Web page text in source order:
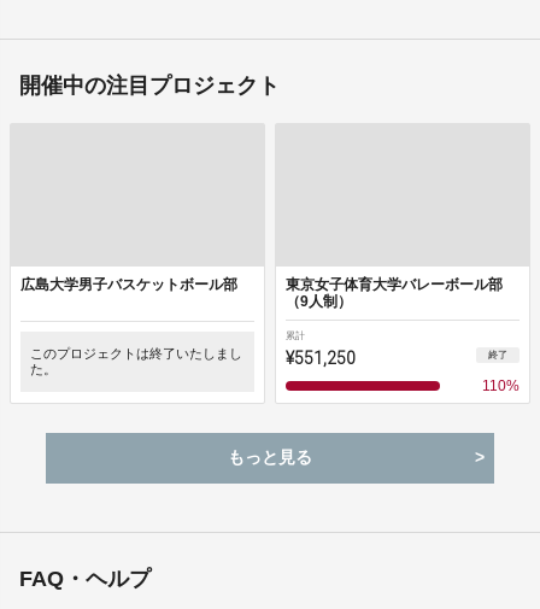
開催中の注目プロジェクト
広島大学男子バスケットボール部
このプロジェクトは終了いたしまし
た。
東京女子体育大学バレーボール部
（9人制）
累計
¥551,250 終了
110%
もっと見る
FAQ・ヘルプ